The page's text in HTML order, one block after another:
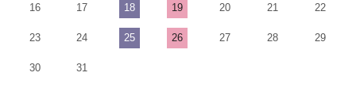
16 17 18 19 20 21 22
23 24 25 26 27 28 29
30 31